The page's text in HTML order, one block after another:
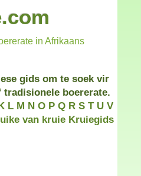
in Afrikaans
gids om te soek vir
boererate.
L M N O P Q R S T U V
van kruie Kruiegids